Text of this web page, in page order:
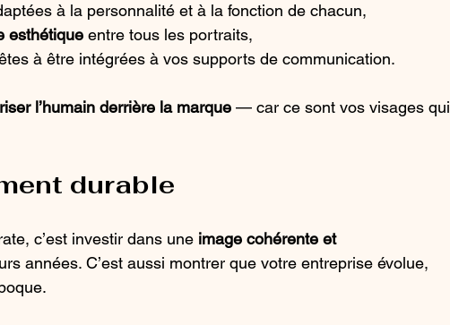
à la personnalité et à la fonction de chacun,
esthétique entre tous les portraits,
à être intégrées à vos supports de communication.
l’humain derrière la marque — car ce sont vos visages qui
durable
c’est investir dans une image cohérente et
années. C’est aussi montrer que votre entreprise évolue,